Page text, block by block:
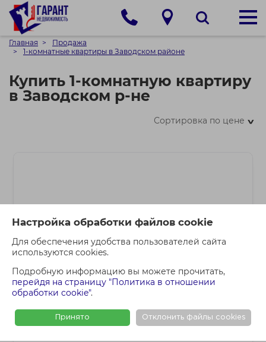
Настройка обработки файлов cookie
Для обеспечения удобства пользователей сайта
используются cookies.
Подробную информацию вы можете прочитать,
перейдя на страницу "Политика в отношении
обработки cookie".
Принято Отклонить файлы cookies
Главная
Продажа
1-комнатные квартиры в Заводском районе
Купить 1-комнатную квартиру
в Заводском р-не
Сортировка по цене>
1-комнатная 213 000 BYN